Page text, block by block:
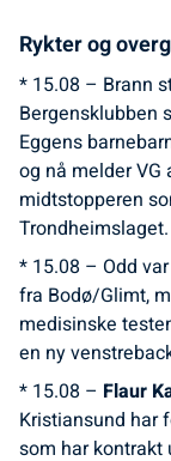
Rykter og
* 15.08 – Brann
Bergensklubben
Eggens
og nå melder
midtstopperen
Trondheimslaget.
* 15.08 – Odd
fra Bodø/Glimt,
medisinske
en ny
* 15.08 – Flaur
Kristiansund har
som har kontrakt